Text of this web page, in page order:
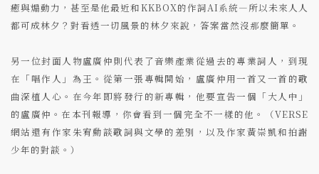
癒與煽動力，甚至是他最近和KKBOX的作詞AI系統—所以未來人人
都可成林夕？對看透一切風景的林夕來說，答案當然沒那麼簡單。
另一位封面人物盧廣仲則代表了音樂產業從過去的專業詞人，到現
在「唱作人」為王。從第一張專輯開始，盧廣仲用一首又一首的歌
曲深植人心。在今年即將發行的新專輯，他要宣告一個「大人中」
的盧廣仲。在本刊報導，你會看到一個完全不一樣的他。（VERSE
網站還有作家朱宥勳談歌詞與文學的差別，以及作家黃崇凱和拍謝
少年的對談。）